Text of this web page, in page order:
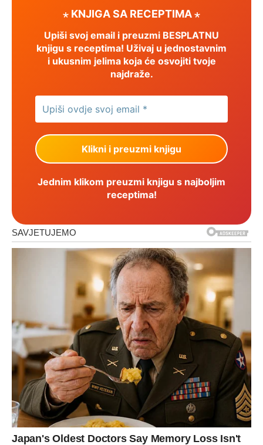
⋆ KNJIGA SA RECEPTIMA ⋆
Upiši svoj email i preuzmi BESPLATNU
knjigu s receptima! Uživaj u jednostavnim
i ukusnim jelima koja će osvojiti tvoje
najdraže.
Jednim klikom preuzmi knjigu s najboljim
receptima!